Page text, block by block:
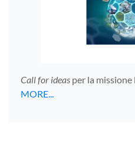
Call for ideas per la
MORE...